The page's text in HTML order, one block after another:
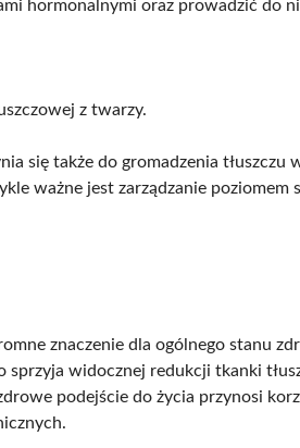
hormonalnymi oraz prowadzić do
z twarzy.
się także do gromadzenia tłuszczu
ważne jest zarządzanie poziomem
znaczenie dla ogólnego stanu
widocznej redukcji tkanki
podejście do życia przynosi